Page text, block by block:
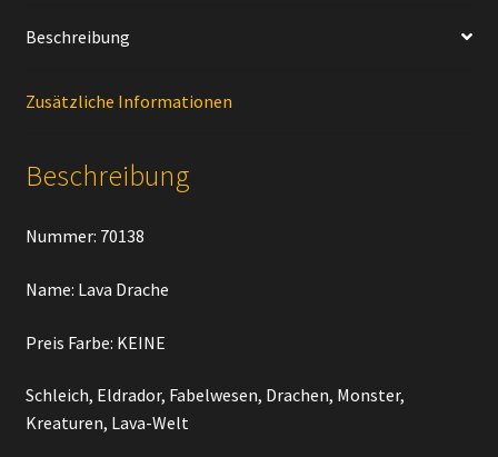
Beschreibung
Zusätzliche Informationen
Beschreibung
Nummer: 70138
Name: Lava Drache
Preis Farbe: KEINE
Schleich, Eldrador, Fabelwesen, Drachen, Monster,
Kreaturen, Lava-Welt